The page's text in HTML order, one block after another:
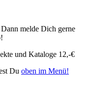
melde Dich gerne
und Kataloge 12,-€
Du oben im Menü!